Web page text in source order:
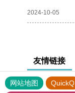
2024-10-05
友情链接
网站地图 QuickQ